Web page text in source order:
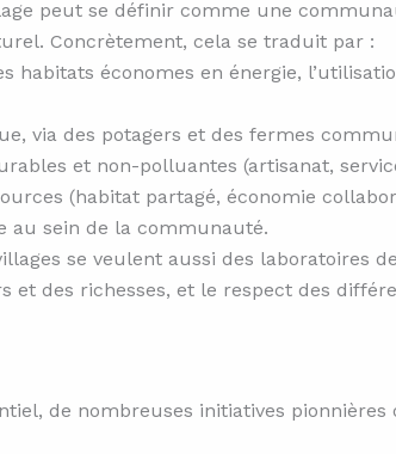
peut se définir comme une
Concrètement, cela se traduit par :
économes en énergie,
via des potagers et des fermes
et non-polluantes (artisanat,
(habitat partagé, économie
au sein de la communauté.
se veulent aussi des laboratoires
et des richesses, et le respect des
de nombreuses initiatives